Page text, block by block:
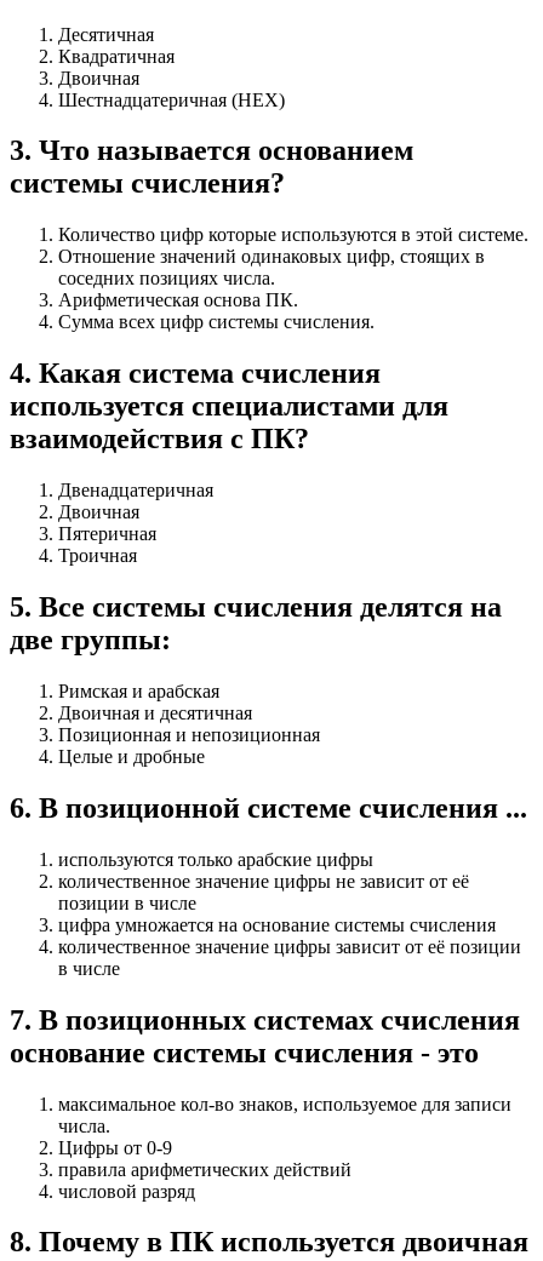
Десятичная
Квадратичная
Двоичная
Шестнадцатеричная (HEX)
3. Что называется основанием
системы счисления?
Количество цифр которые используются в этой системе.
Отношение значений одинаковых цифр, стоящих в
соседних позициях числа.
Арифметическая основа ПК.
Сумма всех цифр системы счисления.
4. Какая система счисления
используется специалистами для
взаимодействия с ПК?
Двенадцатеричная
Двоичная
Пятеричная
Троичная
5. Все системы счисления делятся на
две группы:
Римская и арабская
Двоичная и десятичная
Позиционная и непозиционная
Целые и дробные
6. В позиционной системе счисления ...
используются только арабские цифры
количественное значение цифры не зависит от её
позиции в числе
цифра умножается на основание системы счисления
количественное значение цифры зависит от её позиции
в числе
7. В позиционных системах счисления
основание системы счисления - это
максимальное кол-во знаков, используемое для записи
числа.
Цифры от 0-9
правила арифметических действий
числовой разряд
8. Почему в ПК используется двоичная